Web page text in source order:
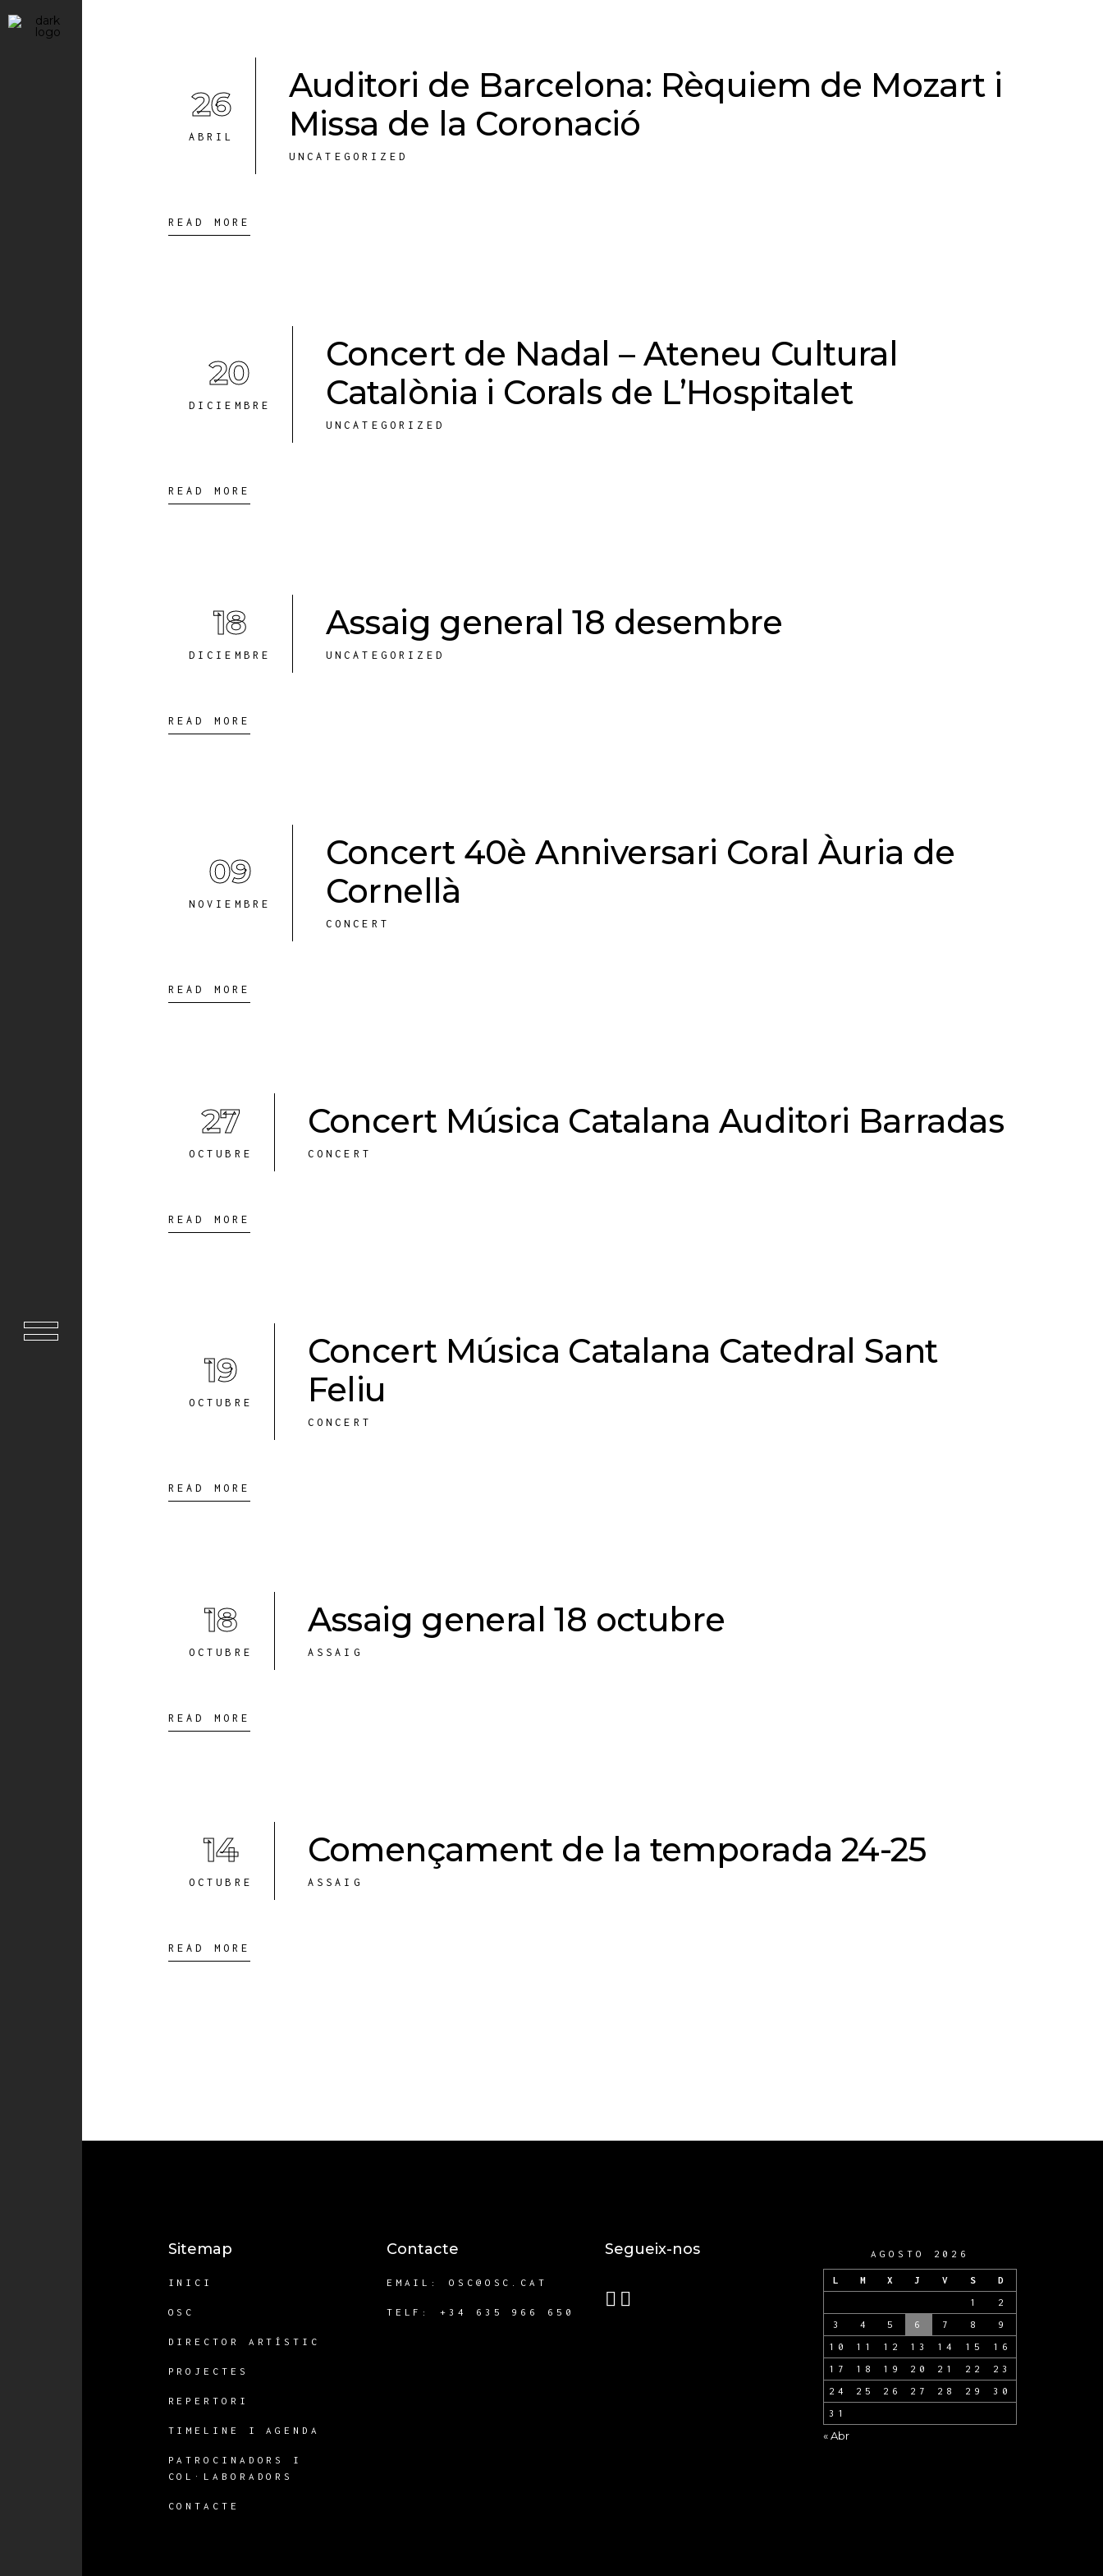
26
ABRIL
Auditori de Barcelona: Rèquiem de Mozart i
Missa de la Coronació
UNCATEGORIZED
READ MORE
20
DICIEMBRE
Concert de Nadal – Ateneu Cultural
Catalònia i Corals de L’Hospitalet
UNCATEGORIZED
READ MORE
18
DICIEMBRE
Assaig general 18 desembre
UNCATEGORIZED
READ MORE
09
NOVIEMBRE
Concert 40è Anniversari Coral Àuria de
Cornellà
CONCERT
READ MORE
27
OCTUBRE
Concert Música Catalana Auditori Barradas
CONCERT
READ MORE
19
OCTUBRE
Concert Música Catalana Catedral Sant
Feliu
CONCERT
READ MORE
18
OCTUBRE
Assaig general 18 octubre
ASSAIG
READ MORE
14
OCTUBRE
Començament de la temporada 24-25
ASSAIG
READ MORE
Sitemap
INICI
OSC
DIRECTOR ARTÍSTIC
PROJECTES
REPERTORI
TIMELINE I AGENDA
PATROCINADORS I
COL·LABORADORS
CONTACTE
Contacte
EMAIL:OSC@OSC.CAT
TELF: +34 635 966 650
Segueix-nos AGOSTO 2026
L M X J V S D
1 2
3 4 5 6 7 8 9
10 11 12 13 14 15 16
17 18 19 20 21 22 23
24 25 26 27 28 29 30
31
« Abr